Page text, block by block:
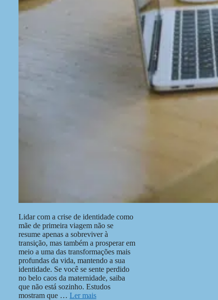
Lidar com a crise de identidade como
mãe de primeira viagem não se
resume apenas a sobreviver à
transição, mas também a prosperar em
meio a uma das transformações mais
profundas da vida, mantendo a sua
identidade. Se você se sente perdido
no belo caos da maternidade, saiba
que não está sozinho. Estudos
mostram que … Ler mais